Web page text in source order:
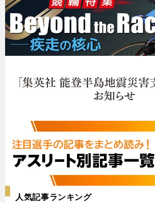
人気記事ランキング